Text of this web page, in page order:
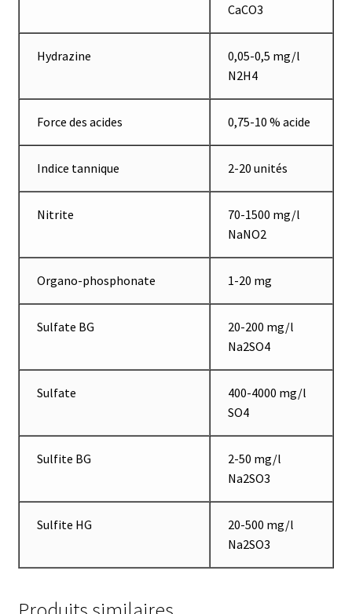
Digesteur
Eau pure et ultrapure
Echantillonnage
Electronique d’occasion
Enregistreur d’humidité
Enregistreur de température
Enregistreurs universels
Enzymes
Etalonnage et homologation des balances
CaCO3
Hydrazine
0,05-0,5 mg/l
N2H4
Force des acides 0,75-10 % acide
Indice tannique 2-20 unités
Nitrite
70-1500 mg/l
NaNO2
Organo-phosphonate 1-20 mg
Sulfate BG
20-200 mg/l
Na2SO4
Sulfate
400-4000 mg/l
SO4
Sulfite BG
2-50 mg/l
Na2SO3
Sulfite HG
20-500 mg/l
Na2SO3